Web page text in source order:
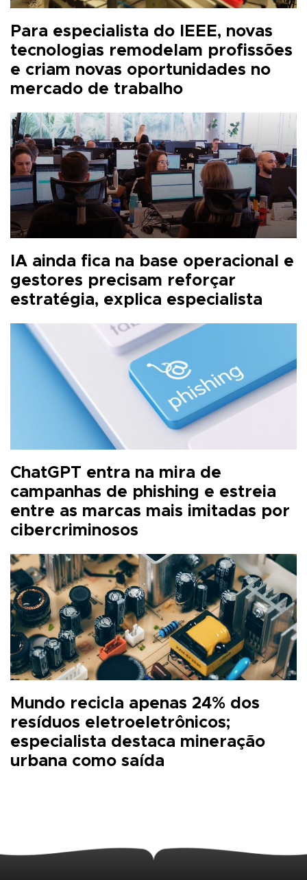
Para especialista do IEEE, novas
tecnologias remodelam profissões
e criam novas oportunidades no
mercado de trabalho
IA ainda fica na base operacional e
gestores precisam reforçar
estratégia, explica especialista
ChatGPT entra na mira de
campanhas de phishing e estreia
entre as marcas mais imitadas por
cibercriminosos
Mundo recicla apenas 24% dos
resíduos eletroeletrônicos;
especialista destaca mineração
urbana como saída